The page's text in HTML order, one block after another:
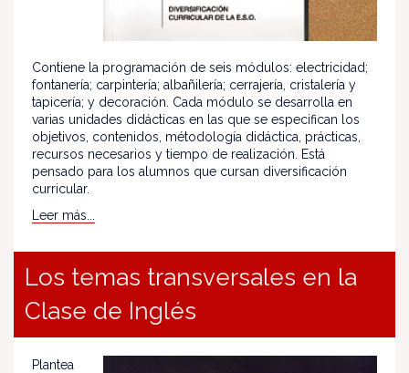
Contiene la programación de seis módulos: electricidad;
fontanería; carpintería; albañilería; cerrajería, cristalería y
tapicería; y decoración. Cada módulo se desarrolla en
varias unidades didácticas en las que se especifican los
objetivos, contenidos, métodología didáctica, prácticas,
recursos necesarios y tiempo de realización. Está
pensado para los alumnos que cursan diversificación
curricular.
Leer más...
Los temas transversales en la
Clase de Inglés
Plantea